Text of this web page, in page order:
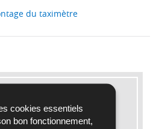
cookies essentiels
bon fonctionnement,
du taximètre
plus